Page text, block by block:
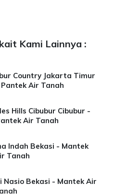
Kami Lainnya :
Country Jakarta Timur
Air Tanah
Hills Cibubur Cibubur -
Air Tanah
Indah Bekasi - Mantek
Tanah
Nasio Bekasi - Mantek Air